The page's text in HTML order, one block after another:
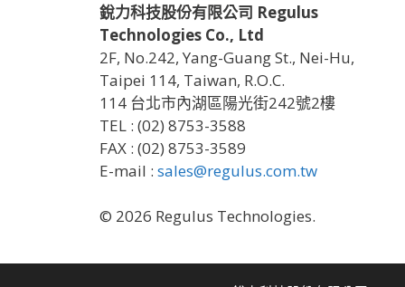
銳力科技股份有限公司 Regulus
Technologies Co., Ltd
2F, No.242, Yang-Guang St., Nei-Hu,
Taipei 114, Taiwan, R.O.C.
114 台北市內湖區陽光街242號2樓
TEL : (02) 8753-3588
FAX : (02) 8753-3589
E-mail : sales@regulus.com.tw
© 2026 Regulus Technologies.